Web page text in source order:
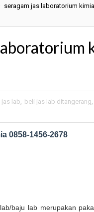
seragam jas laboratorium kimia
jas lab, beli jas lab ditangerang,
0858-1456-2678
baju lab merupakan